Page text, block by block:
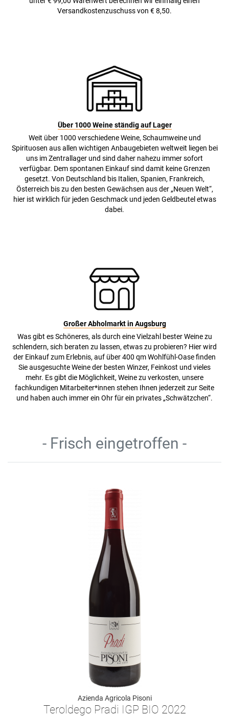
Versandkostenzuschuss von € 8,50.
Über 1000 Weine ständig auf Lager
Weit über 1000 verschiedene Weine, Schaumweine und
Spirituosen aus allen wichtigen Anbaugebieten weltweit liegen bei
uns im Zentrallager und sind daher nahezu immer sofort
verfügbar. Dem spontanen Einkauf sind damit keine Grenzen
gesetzt. Von Deutschland bis Italien, Spanien, Frankreich,
Österreich bis zu den besten Gewächsen aus der „Neuen Welt“,
hier ist wirklich für jeden Geschmack und jeden Geldbeutel etwas
dabei.
Großer Abholmarkt in Augsburg
Was gibt es Schöneres, als durch eine Vielzahl bester Weine zu
schlendern, sich beraten zu lassen, etwas zu probieren? Hier wird
der Einkauf zum Erlebnis, auf über 400 qm Wohlfühl-Oase finden
Sie ausgesuchte Weine der besten Winzer, Feinkost und vieles
mehr. Es gibt die Möglichkeit, Weine zu verkosten, unsere
fachkundigen Mitarbeiter*innen stehen Ihnen jederzeit zur Seite
und haben auch immer ein Ohr für ein privates „Schwätzchen“.
- Frisch eingetroffen -
Azienda Agricola Pisoni
Teroldego Pradi IGP BIO 2022